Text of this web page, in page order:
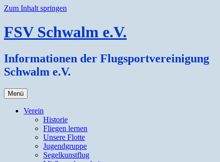
Zum Inhalt springen
FSV Schwalm e.V.
Informationen der Flugsportvereinigung
Schwalm e.V.
Menü
Verein
Historie
Fliegen lernen
Unsere Flotte
Jugendgruppe
Segelkunstflug